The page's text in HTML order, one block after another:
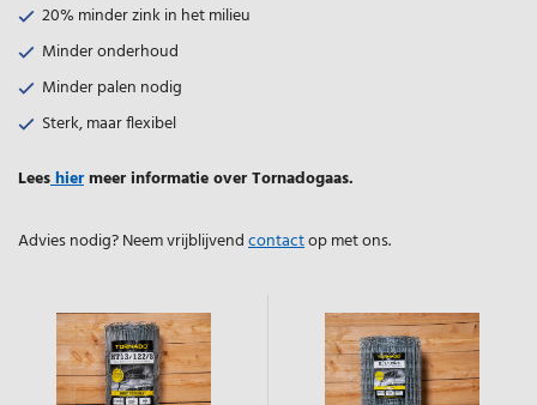
20% minder zink in het milieu
Minder onderhoud
Minder palen nodig
Sterk, maar flexibel
Leeshiermeer informatie over Tornadogaas.
Advies nodig? Neem vrijblijvendcontactop met ons.